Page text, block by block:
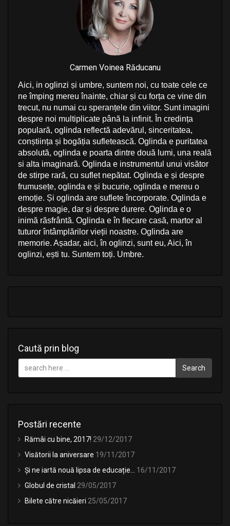
Carmen Voinea Răducanu
Aici, in oglinzi și umbre, suntem noi, cu toate cele ce
ne împing mereu înainte, chiar și cu forța ce vine din
trecut, nu numai cu speranțele din viitor. Sunt imagini
despre noi multiplicate până la infinit. În credința
populară, oglinda reflectă adevărul, sinceritatea,
conștiința și bogăția sufletească. Oglinda e puritatea
absolută, oglinda e poarta dintre două lumi, una reală
si alta imaginară. Oglinda e instrumentul unui visător
de stirpe rară, cu suflet nepătat. Oglinda e și despre
frumusețe, oglinda e și bucurie, oglinda e mereu o
emoție. Și oglinda are suflete încorporate. Oglinda e
despre magie, dar și despre durere. Oglinda e o
inimă răsfrântă. Oglinda e în fiecare casă, martor al
tuturor întâmplărilor vieții noastre. Oglinda are
memorie. Așadar, aici, în oglinzi, sunt eu, Aici, în
oglinzi, ești tu. Suntem toți. Umbre.
Caută prin blog
Search
Postări recente
Rămâi cu bine, 2017! 29/12/2017
Visătorii la aniversare 19/11/2017
Și ne iartă nouă lipsa de educație… 16/11/2017
Globul de cristal 29/05/2017
Bilete către nicăieri 25/05/2017